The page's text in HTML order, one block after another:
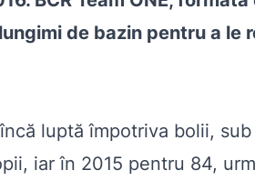
de bazin pentru a le
luptă împotriva bolii,
iar în 2015 pentru 84,